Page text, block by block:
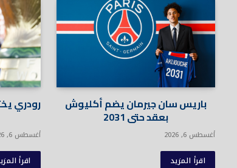
باريس سان جيرمان يضم أكليوش
بعقد حتى 2031
أغسطس 6, 2026
اقرأ المزيد
رودري
أغسطس 6, 2026
اقرأ